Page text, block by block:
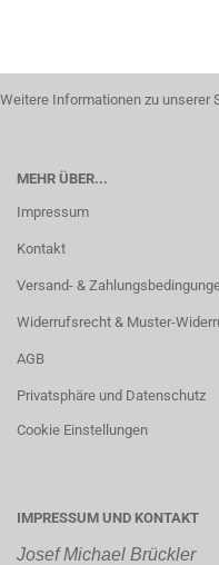
Weitere Informationen zu unserer
MEHR ÜBER...
Impressum
Kontakt
Versand- &
Widerrufsrecht & Muster-
AGB
Privatsphäre und Datenschutz
Cookie Einstellungen
IMPRESSUM UND KONTAKT
Josef Michael Brückler